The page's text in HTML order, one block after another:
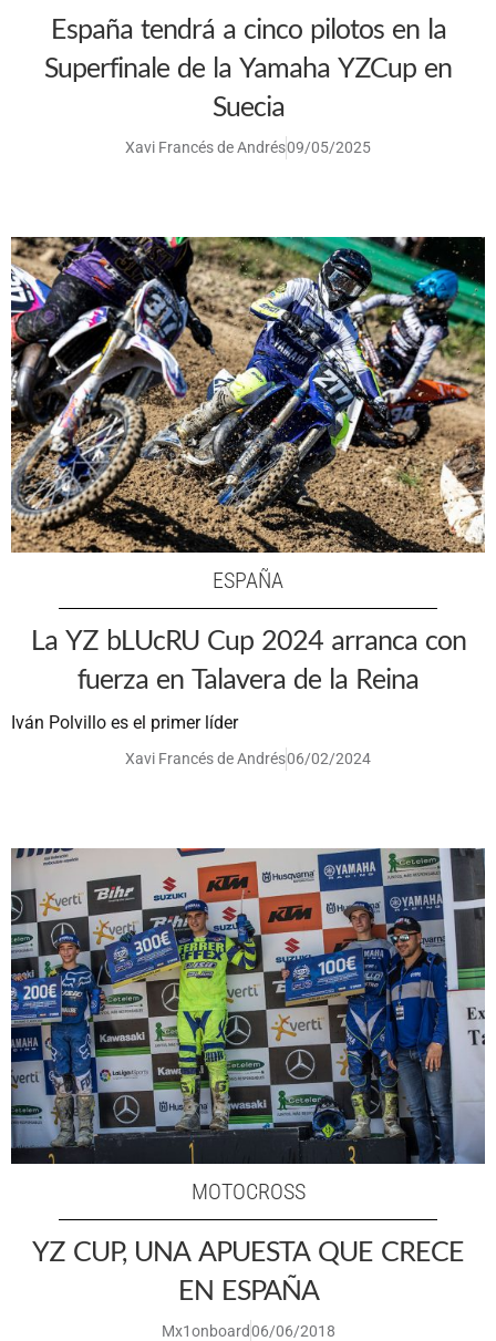
España tendrá a cinco pilotos en la
Superfinale de la Yamaha YZCup en
Suecia
Xavi Francés de Andrés09/05/2025
ESPAÑA
La YZ bLUcRU Cup 2024 arranca con
fuerza en Talavera de la Reina
Iván Polvillo es el primer líder
Xavi Francés de Andrés06/02/2024
MOTOCROSS
YZ CUP, UNA APUESTA QUE CRECE
EN ESPAÑA
Mx1onboard06/06/2018